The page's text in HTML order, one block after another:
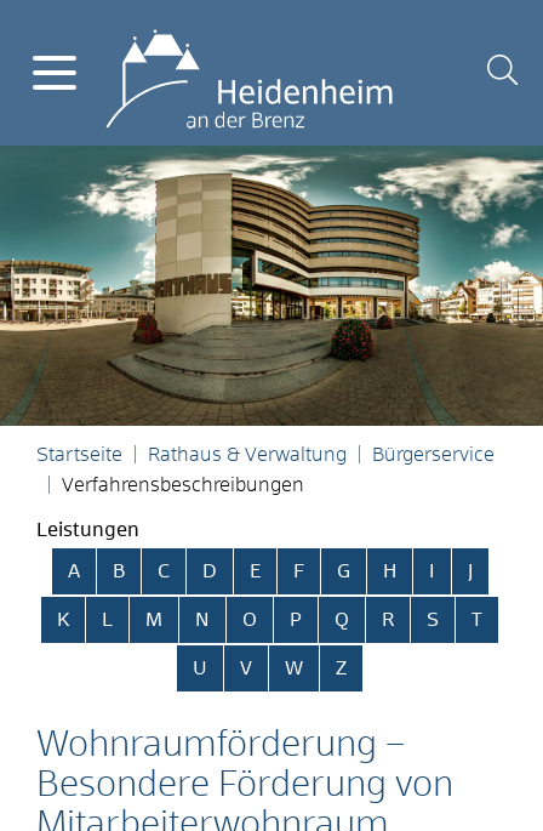
Startseite Rathaus & Verwaltung
Bürgerservice
Verfahrensbeschreibungen
Leistungen
Alphabetisches Register überspringen
A B C D E F G H
K L M N O P Q R S T
U V W Z
Wohnraumförderung –
Besondere Förderung von